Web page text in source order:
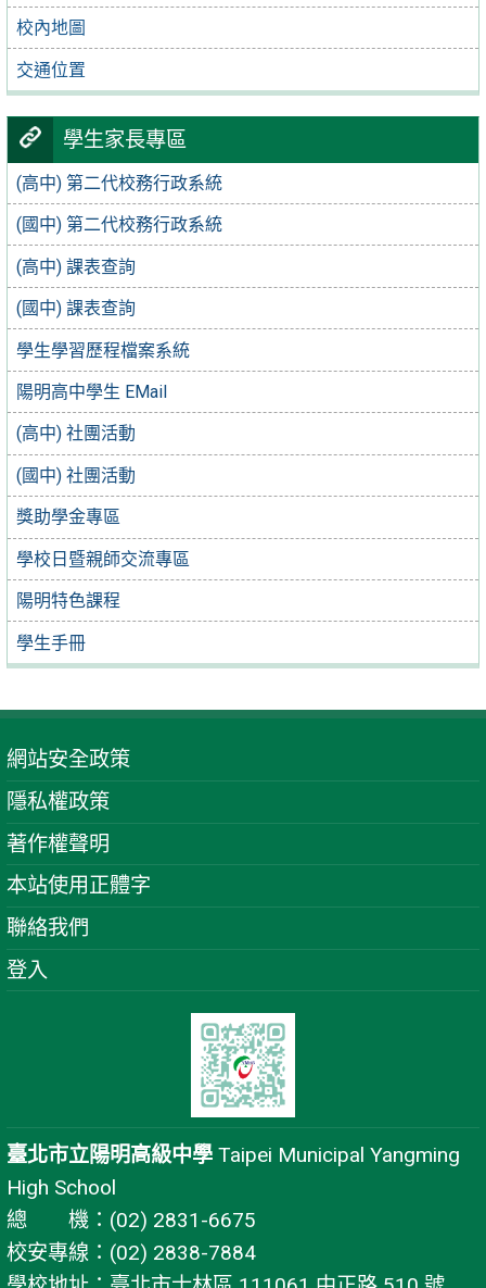
校內地圖
交通位置
學生家長專區
(高中) 第二代校務行政系統
(國中) 第二代校務行政系統
(高中) 課表查詢
(國中) 課表查詢
學生學習歷程檔案系統
陽明高中學生 EMail
(高中) 社團活動
(國中) 社團活動
獎助學金專區
學校日暨親師交流專區
陽明特色課程
學生手冊
網站安全政策
隱私權政策
著作權聲明
本站使用正體字
聯絡我們
登入
臺北市立陽明高級中學 Taipei Municipal Yangming
High School
總 機：(02) 2831-6675
校安專線：(02) 2838-7884